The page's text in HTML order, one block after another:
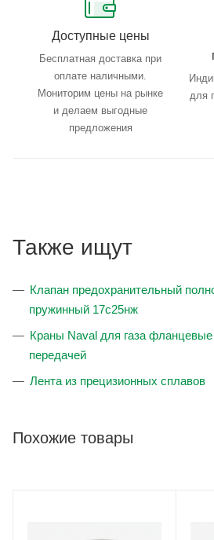
Доступные цены
Бесплатная доставка при
оплате наличными.
Мониторим цены на рынке
и делаем выгодные
предложения
для
Также ищут
Клапан предохранительный
пружинный 17с25нж
Краны Naval для газа фланцевые
передачей
Лента из прецизионных сплавов
Похожие товары